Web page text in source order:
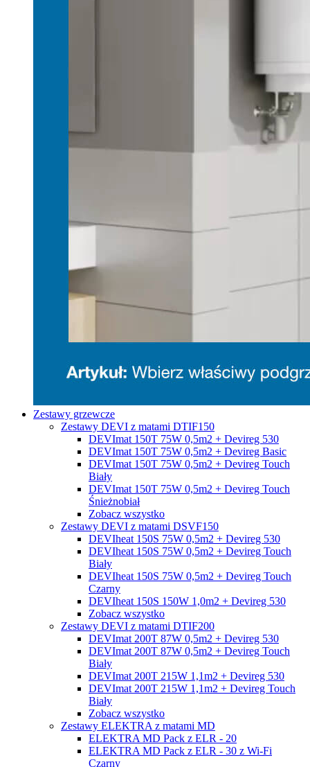
Zestawy grzewcze
Zestawy DEVI z matami DTIF150
DEVImat 150T 75W 0,5m2 + Devireg 530
DEVImat 150T 75W 0,5m2 + Devireg Basic
DEVImat 150T 75W 0,5m2 + Devireg Touch
Biały
DEVImat 150T 75W 0,5m2 + Devireg Touch
Śnieżnobiał
Zobacz wszystko
Zestawy DEVI z matami DSVF150
DEVIheat 150S 75W 0,5m2 + Devireg 530
DEVIheat 150S 75W 0,5m2 + Devireg Touch
Biały
DEVIheat 150S 75W 0,5m2 + Devireg Touch
Czarny
DEVIheat 150S 150W 1,0m2 + Devireg 530
Zobacz wszystko
Zestawy DEVI z matami DTIF200
DEVImat 200T 87W 0,5m2 + Devireg 530
DEVImat 200T 87W 0,5m2 + Devireg Touch
Biały
DEVImat 200T 215W 1,1m2 + Devireg 530
DEVImat 200T 215W 1,1m2 + Devireg Touch
Biały
Zobacz wszystko
Zestawy ELEKTRA z matami MD
ELEKTRA MD Pack z ELR - 20
ELEKTRA MD Pack z ELR - 30 z Wi-Fi
Czarny